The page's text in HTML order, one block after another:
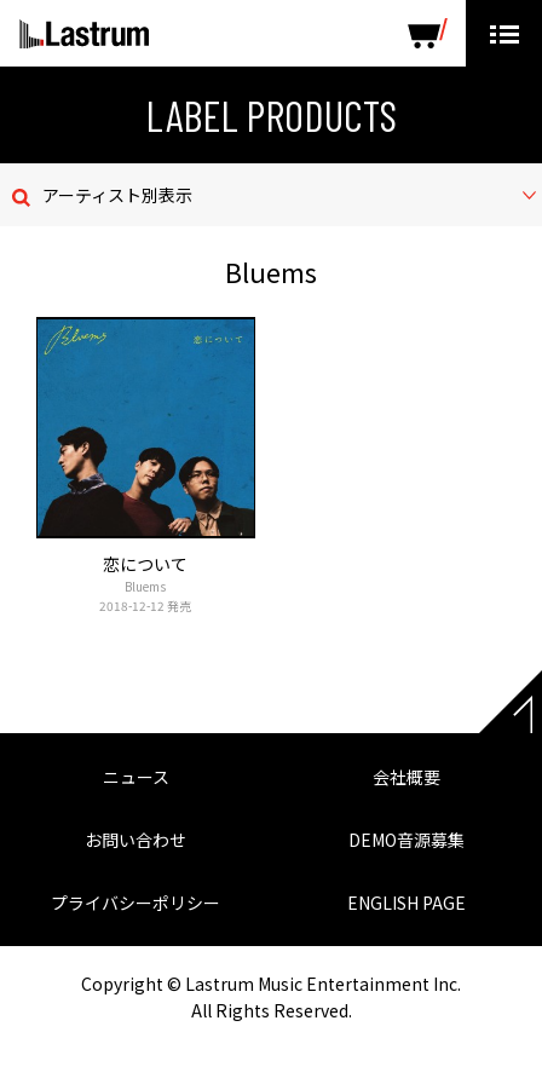
LABEL PRODUCTS
デモテープ
プライバシーポリシー
ENGLISH PAGE
LABEL PRODUCTS
アーティスト別表示
Bluems
恋について
Bluems
2018-12-12 発売
ニュース 会社概要
お問い合わせ DEMO音源募集
プライバシーポリシー ENGLISH PAGE
Copyright © Lastrum Music Entertainment Inc.
All Rights Reserved.